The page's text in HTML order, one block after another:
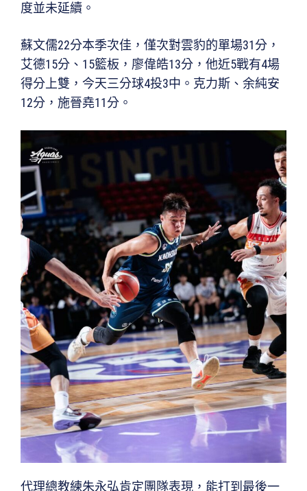
度並未延續。
蘇文儒22分本季次佳，僅次對雲豹的單場31分，
艾德15分、15籃板，廖偉皓13分，他近5戰有4場
得分上雙，今天三分球4投3中。克力斯、余純安
12分，施晉堯11分。
代理總教練朱永弘肯定團隊表現，能打到最後一